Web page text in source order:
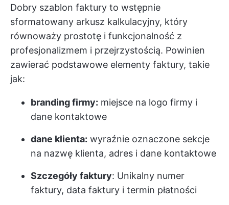
Dobry szablon faktury to wstępnie
sformatowany arkusz kalkulacyjny, który
równoważy prostotę i funkcjonalność z
profesjonalizmem i przejrzystością. Powinien
zawierać podstawowe elementy faktury, takie
jak:
branding firmy: miejsce na logo firmy i
dane kontaktowe
dane klienta: wyraźnie oznaczone sekcje
na nazwę klienta, adres i dane kontaktowe
Szczegóły faktury: Unikalny numer
faktury, data faktury i termin płatności